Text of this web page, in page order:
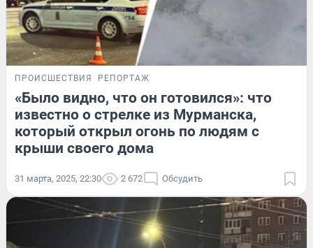
ПРОИСШЕСТВИЯ РЕПОРТАЖ
«Было видно, что он готовился»: что
известно о стрелке из Мурманска,
который открыл огонь по людям с
крыши своего дома
31 марта, 2025, 22:30 2 672 Обсудить